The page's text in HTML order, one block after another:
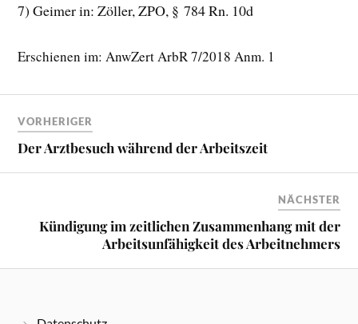
7) Geimer in: Zöller, ZPO, § 784 Rn. 10d
Erschienen im: AnwZert ArbR 7/2018 Anm. 1
VORHERIGER
Der Arztbesuch während der Arbeitszeit
NÄCHSTER
Kündigung im zeitlichen Zusammenhang mit der
Arbeitsunfähigkeit des Arbeitnehmers